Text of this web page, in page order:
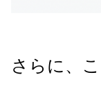
さらに、